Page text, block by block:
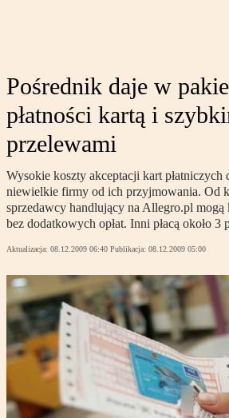
Pośrednik daje w
płatności kartą i
przelewami
Wysokie koszty akceptacji kart płatniczych
niewielkie firmy od ich przyjmowania. Od
sprzedawcy handlujący na Allegro.pl mogą
bez dodatkowych opłat. Inni płacą około 3
Aktualizacja: 08.12.2009 06:40 Publikacja: 08.12.2009 05:00